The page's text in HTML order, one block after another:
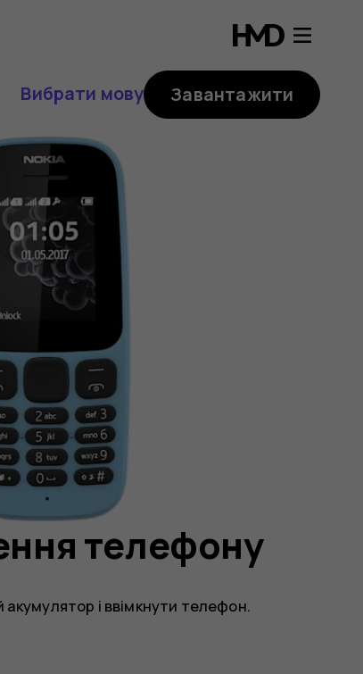
Вибрати мову Завантажити
телефону
акумулятор і ввімкнути телефон.